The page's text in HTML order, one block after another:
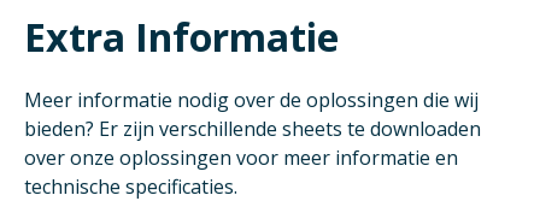
Extra Informatie
Meer informatie nodig over de oplossingen die wij
bieden? Er zijn verschillende sheets te downloaden
over onze oplossingen voor meer informatie en
technische specificaties.